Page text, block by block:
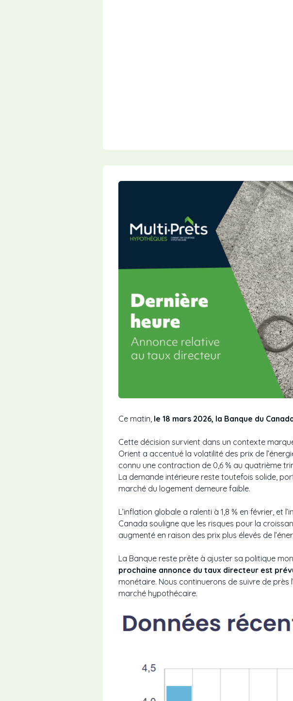
Ce matin, le 18 mars 2026, la Banque du
Cette décision survient dans un contexte
Orient a accentué la volatilité des prix de
connu une contraction de 0,6 % au quatrième
La demande intérieure reste toutefois solide,
marché du logement demeure faible.
L’inflation globale a ralenti à 1,8 % en février, et
Canada souligne que les risques pour la
augmenté en raison des prix plus élevés de
La Banque reste prête à ajuster sa politique
prochaine annonce du taux directeur est
monétaire. Nous continuerons de suivre de
marché hypothécaire.